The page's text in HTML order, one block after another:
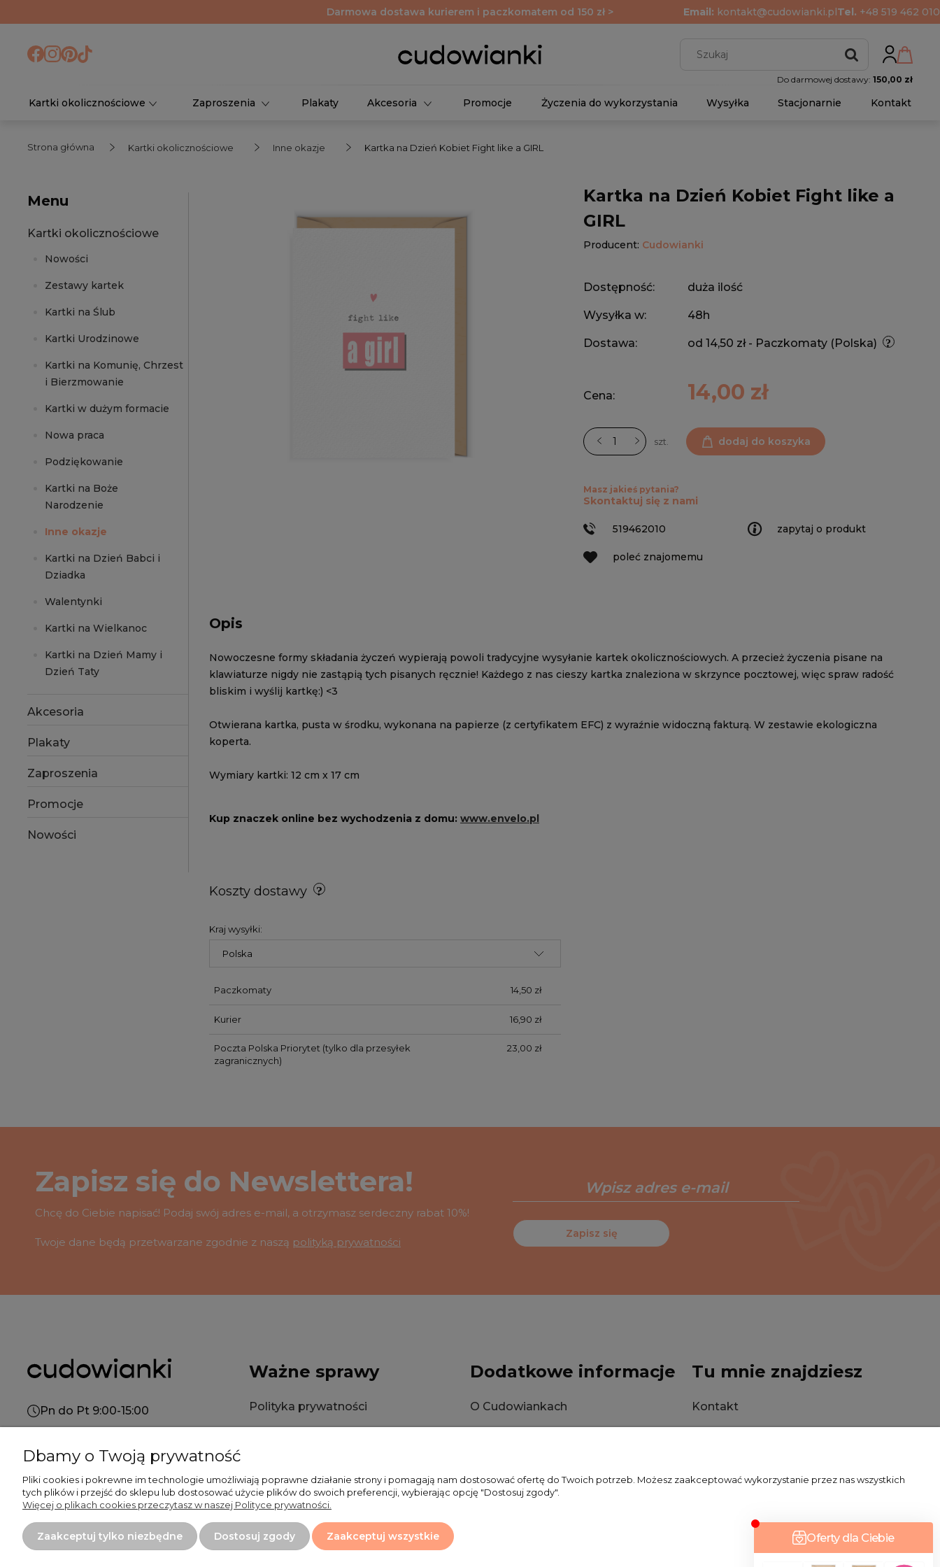
Darmowa dostawa kurierem i paczkomatem od 150 zł > Email: kontakt@cudowianki.plTel. +48 519 462 010
Do darmowej dostawy: 150,00 zł
Kartki okolicznościowe Zaproszenia Plakaty Akcesoria Promocje Życzenia do wykorzystania Wysyłka Stacjonarnie Kontakt
Strona główna Kartki okolicznościowe Inne okazje Kartka na Dzień Kobiet Fight like a GIRL
Menu
Kartki okolicznościowe
Nowości
Zestawy kartek
Kartki na Ślub
Kartki Urodzinowe
Kartki na Komunię, Chrzest
i Bierzmowanie
Kartki w dużym formacie
Nowa praca
Podziękowanie
Kartki na Boże
Narodzenie
Inne okazje
Kartki na Dzień Babci i
Dziadka
Walentynki
Kartki na Wielkanoc
Kartki na Dzień Mamy i
Dzień Taty
Akcesoria
Plakaty
Zaproszenia
Promocje
Nowości
Kartka na Dzień Kobiet Fight like a
GIRL
Producent: Cudowianki
Dostępność: duża ilość
Wysyłka w: 48h
Dostawa: od 14,50 zł - Paczkomaty (Polska)
Cena: 14,00 zł
szt. dodaj do koszyka
zapytaj o produkt
poleć znajomemu
Masz jakieś pytania?
Skontaktuj się z nami
519462010
Opis
Nowoczesne formy składania życzeń wypierają powoli tradycyjne wysyłanie kartek okolicznościowych. A przecież życzenia pisane na
klawiaturze nigdy nie zastąpią tych pisanych ręcznie! Każdego z nas cieszy kartka znaleziona w skrzynce pocztowej, więc spraw radość
bliskim i wyślij kartkę:) <3
Otwierana kartka, pusta w środku, wykonana na papierze (z certyfikatem EFC) z wyraźnie widoczną fakturą. W zestawie ekologiczna
koperta.
Wymiary kartki: 12 cm x 17 cm
Kup znaczek online bez wychodzenia z domu: www.envelo.pl
Koszty dostawy
Kraj wysyłki:
Paczkomaty 14,50 zł
Kurier 16,90 zł
Poczta Polska Priorytet (tylko dla przesyłek
zagranicznych)
23,00 zł
Zapisz się do Newslettera!
Chcę do Ciebie napisać! Podaj swój adres e-mail, a otrzymasz serdeczny rabat 10%!
Twoje dane będą przetwarzane zgodnie z naszą polityką prywatności
Zapisz się
Pn do Pt 9:00-15:00
kontakt@cudowianki.pl
Ważne sprawy
Polityka prywatności
Regulamin
Płatność
Dodatkowe informacje
O Cudowiankach
Zwroty i reklamacje
Tu mnie znajdziesz
Kontakt
Dbamy o Twoją prywatność
Pliki cookies i pokrewne im technologie umożliwiają poprawne działanie strony i pomagają nam dostosować ofertę do Twoich potrzeb. Możesz zaakceptować wykorzystanie przez nas wszystkich
tych plików i przejść do sklepu lub dostosować użycie plików do swoich preferencji, wybierając opcję "Dostosuj zgody".
Więcej o plikach cookies przeczytasz w naszej Polityce prywatności.
Zaakceptuj tylko niezbędne Dostosuj zgody Zaakceptuj wszystkie